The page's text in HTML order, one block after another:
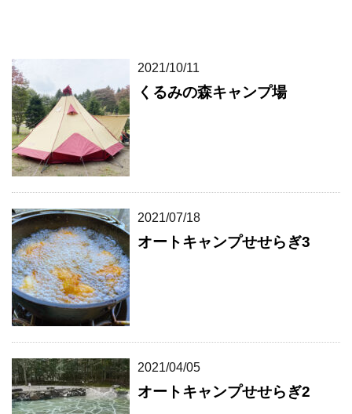
2021/10/11
くるみの森キャンプ場
2021/07/18
オートキャンプせせらぎ3
2021/04/05
オートキャンプせせらぎ2